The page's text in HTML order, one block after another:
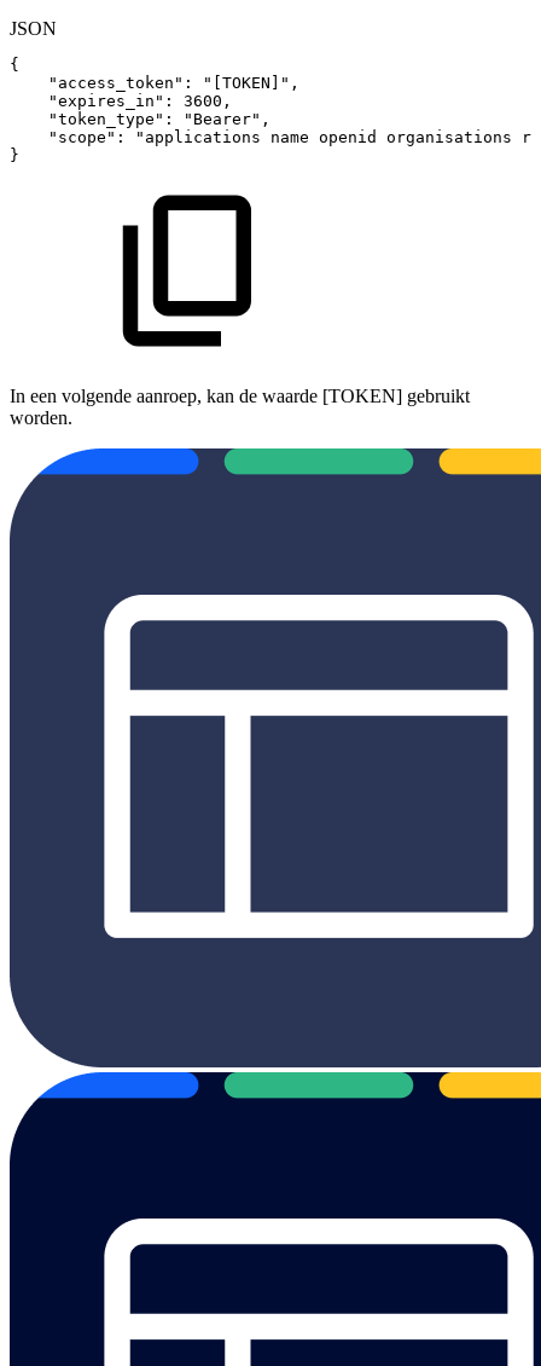
JSON
{
"access_token" : "[TOKEN]" ,
"expires_in" : 3600 ,
"token_type" : "Bearer" ,
"scope" : "applications name openid organisations
}
In een volgende aanroep, kan de waarde [TOKEN] gebruikt
worden.